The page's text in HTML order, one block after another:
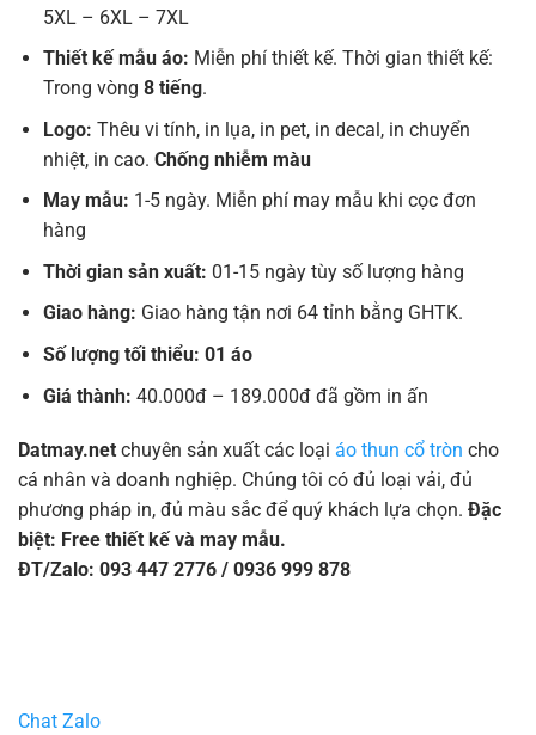
5XL – 6XL – 7XL
Thiết kế mẫu áo: Miễn phí thiết kế. Thời gian thiết kế:
Trong vòng 8 tiếng.
Logo: Thêu vi tính, in lụa, in pet, in decal, in chuyển
nhiệt, in cao. Chống nhiễm màu
May mẫu: 1-5 ngày. Miễn phí may mẫu khi cọc đơn
hàng
Thời gian sản xuất: 01-15 ngày tùy số lượng hàng
Giao hàng: Giao hàng tận nơi 64 tỉnh bằng GHTK.
Số lượng tối thiểu: 01 áo
Giá thành: 40.000đ – 189.000đ đã gồm in ấn
Datmay.net chuyên sản xuất các loại áo thun cổ tròn cho
cá nhân và doanh nghiệp. Chúng tôi có đủ loại vải, đủ
phương pháp in, đủ màu sắc để quý khách lựa chọn. Đặc
biệt: Free thiết kế và may mẫu.
ĐT/Zalo: 093 447 2776 / 0936 999 878
Chat Zalo